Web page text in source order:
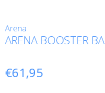
Arena
ARENA BOOSTER
€61,95